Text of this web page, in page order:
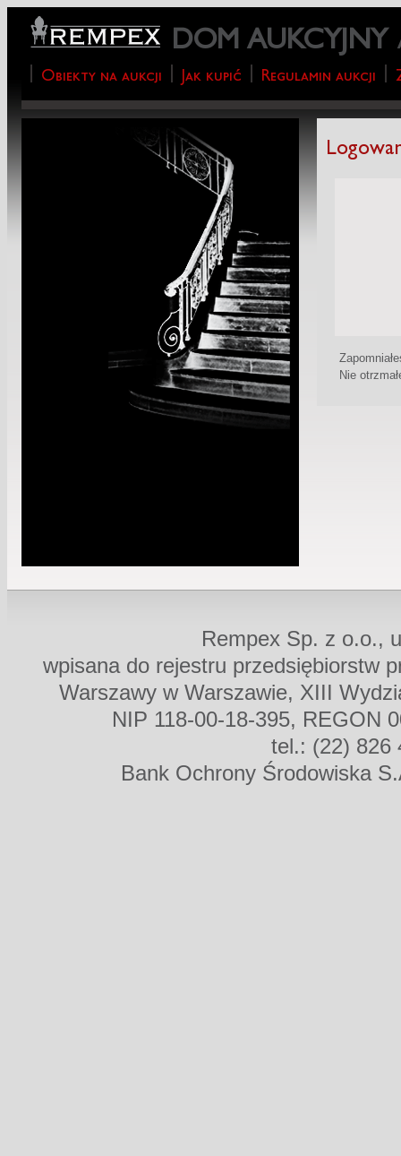
DOM AUKCYJNY
Obiekty na aukcji Jak kupić Regulamin aukcji
Nie
Rempex Sp. z o.o.,
wpisana do rejestru przedsiębiorstw
Warszawy w Warszawie, XIII
NIP 118-00-18-395, REGON
tel.: (22) 826
Bank Ochrony Środowiska